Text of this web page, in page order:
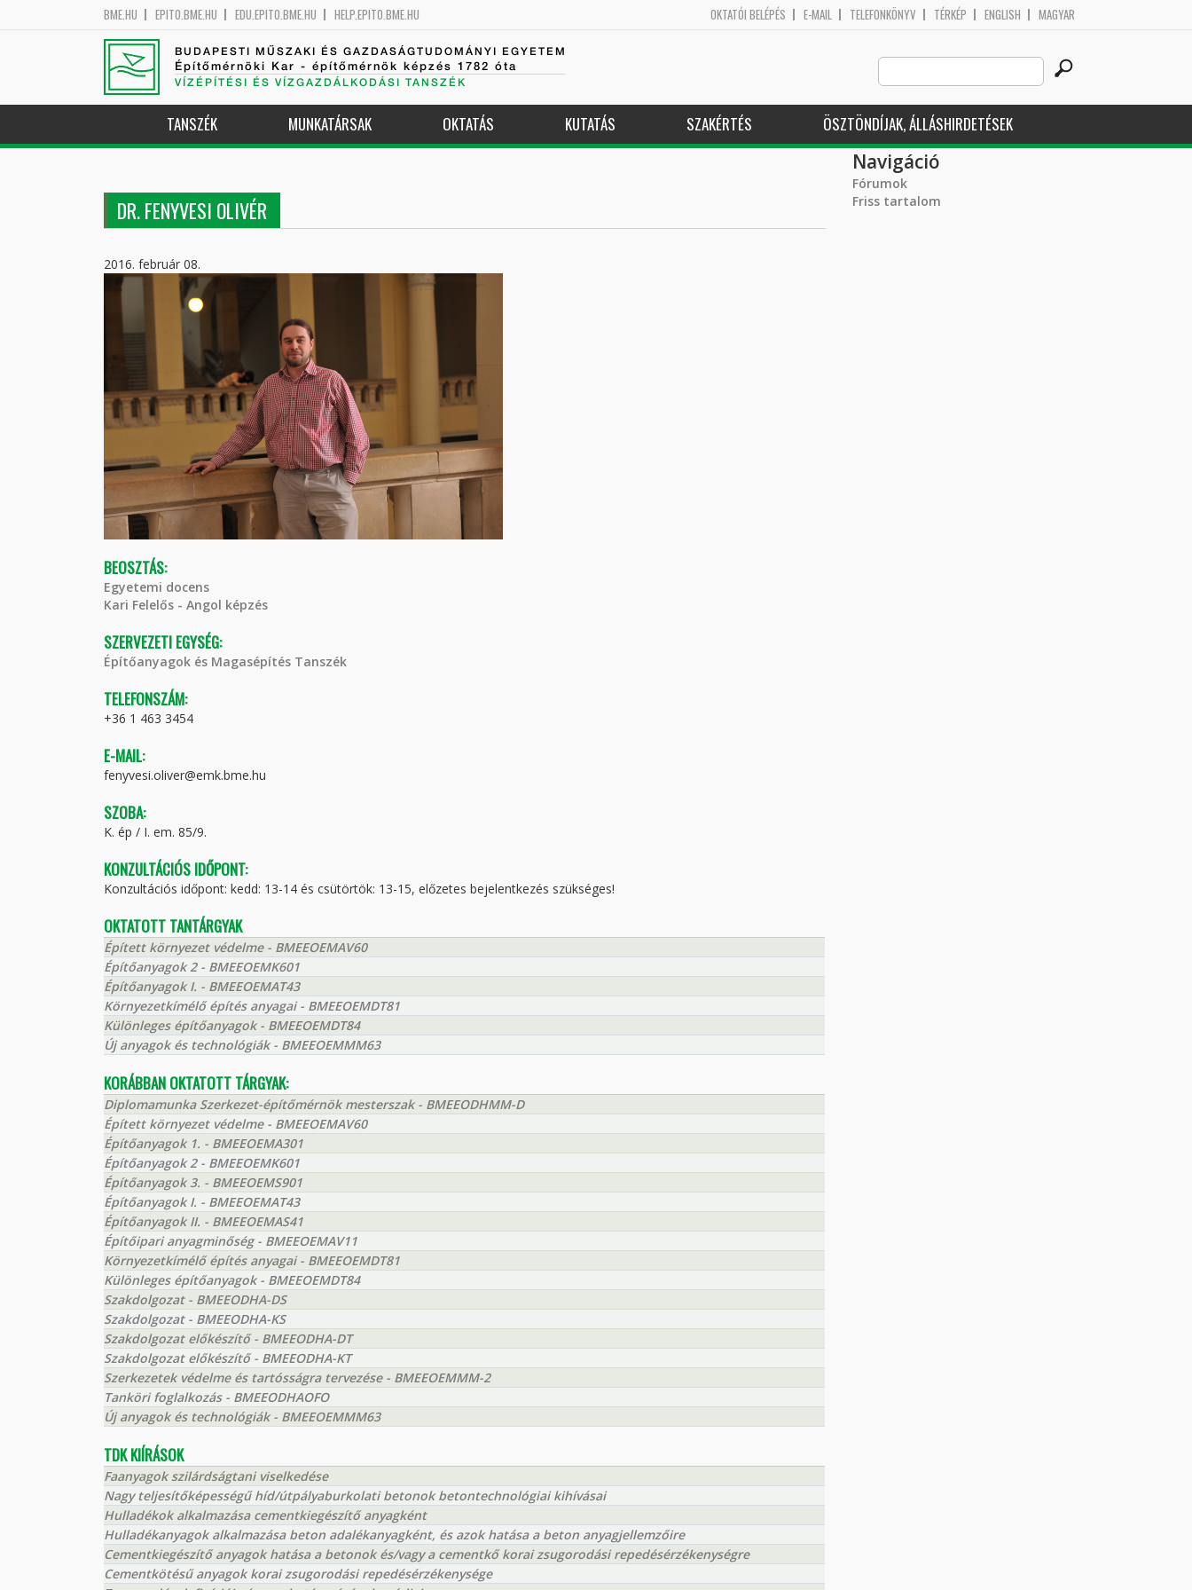
BME.HU EPITO.BME.HU EDU.EPITO.BME.HU HELP.EPITO.BME.HU OKTATÓI BELÉPÉS E-MAIL TELEFONKÖNYV TÉRKÉP ENGLISH MAGYAR
BUDAPESTI MŰSZAKI ÉS GAZDASÁGTUDOMÁNYI EGYETEM
Építőmérnöki Kar - építőmérnök képzés 1782 óta
VÍZÉPÍTÉSI ÉS VÍZGAZDÁLKODÁSI TANSZÉK
Search
this
site
TANSZÉK MUNKATÁRSAK OKTATÁS KUTATÁS SZAKÉRTÉS ÖSZTÖNDÍJAK, ÁLLÁSHIRDETÉSEK
DR. FENYVESI OLIVÉR
2016. február 08.
BEOSZTÁS:
Egyetemi docens
Kari Felelős - Angol képzés
SZERVEZETI EGYSÉG:
Építőanyagok és Magasépítés Tanszék
TELEFONSZÁM:
+36 1 463 3454
E-MAIL:
fenyvesi.oliver@emk.bme.hu
SZOBA:
K. ép / I. em. 85/9.
KONZULTÁCIÓS IDŐPONT:
Konzultációs időpont: kedd: 13-14 és csütörtök: 13-15, előzetes bejelentkezés szükséges!
OKTATOTT TANTÁRGYAK
Épített környezet védelme - BMEEOEMAV60
Építőanyagok 2 - BMEEOEMK601
Építőanyagok I. - BMEEOEMAT43
Környezetkímélő építés anyagai - BMEEOEMDT81
Különleges építőanyagok - BMEEOEMDT84
Új anyagok és technológiák - BMEEOEMMM63
KORÁBBAN OKTATOTT TÁRGYAK:
Diplomamunka Szerkezet-építőmérnök mesterszak - BMEEODHMM-D
Épített környezet védelme - BMEEOEMAV60
Építőanyagok 1. - BMEEOEMA301
Építőanyagok 2 - BMEEOEMK601
Építőanyagok 3. - BMEEOEMS901
Építőanyagok I. - BMEEOEMAT43
Építőanyagok II. - BMEEOEMAS41
Építőipari anyagminőség - BMEEOEMAV11
Környezetkímélő építés anyagai - BMEEOEMDT81
Különleges építőanyagok - BMEEOEMDT84
Szakdolgozat - BMEEODHA-DS
Szakdolgozat - BMEEODHA-KS
Szakdolgozat előkészítő - BMEEODHA-DT
Szakdolgozat előkészítő - BMEEODHA-KT
Szerkezetek védelme és tartósságra tervezése - BMEEOEMMM-2
Tanköri foglalkozás - BMEEODHAOFO
Új anyagok és technológiák - BMEEOEMMM63
TDK KIÍRÁSOK
Faanyagok szilárdságtani viselkedése
Nagy teljesítőképességű híd/útpályaburkolati betonok betontechnológiai kihívásai
Hulladékok alkalmazása cementkiegészítő anyagként
Hulladékanyagok alkalmazása beton adalékanyagként, és azok hatása a beton anyagjellemzőire
Cementkiegészítő anyagok hatása a betonok és/vagy a cementkő korai zsugorodási repedésérzékenységre
Cementkötésű anyagok korai zsugorodási repedésérzékenysége
Navigáció
Fórumok
Friss tartalom